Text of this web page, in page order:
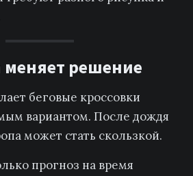
меняет решение
беговые кроссовки
вариантом. После дождя
может стать скользкой.
прогноз на время